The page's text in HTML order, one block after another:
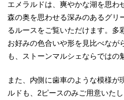
エメラルドは、爽やかな湖を思わ
森の奥を思わせる深みのあるグリ
るルースをご覧いただけます。多
お好みの色合いや形を見比べなが
も、ストーンマルシェならではの
また、内側に歯車のような模様が
ルドも、2ピースのみご用意いた